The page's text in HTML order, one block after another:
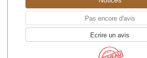
Pas encore d'avis
Ecrire un avis